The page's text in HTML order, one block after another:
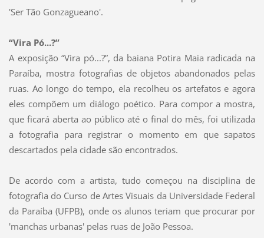
'Ser Tão Gonzagueano'.
“Vira Pó...?”
A exposição “Vira pó...?”, da baiana Potira Maia radicada na
Paraíba, mostra fotografias de objetos abandonados pelas
ruas. Ao longo do tempo, ela recolheu os artefatos e agora
eles compõem um diálogo poético. Para compor a mostra,
que ficará aberta ao público até o final do mês, foi utilizada
a fotografia para registrar o momento em que sapatos
descartados pela cidade são encontrados.
De acordo com a artista, tudo começou na disciplina de
fotografia do Curso de Artes Visuais da Universidade Federal
da Paraíba (UFPB), onde os alunos teriam que procurar por
'manchas urbanas' pelas ruas de João Pessoa.